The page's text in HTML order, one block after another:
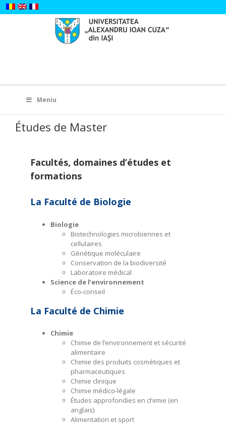
Skip
to
for:
Meniu
Études de Master
Facultés, domaines d’études et
formations
La Faculté de Biologie
Biologie
Biotechnologies microbiennes et
cellulaires
Génétique moléculaire
Conservation de la biodiversité
Laboratoire médical
Science de l’environnement
Éco-conseil
La Faculté de Chimie
Chimie
Chimie de l’environnement et sécurité
alimentaire
Chimie des produits cosmétiques et
pharmaceutiques
Chimie clinique
Chimie médico-légale
Études approfondies en chimie (en
anglais)
Alimentation et sport